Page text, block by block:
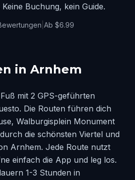
Buchung, kein Guide.
Ab $6.99
in Arnhem
mit 2 GPS-geführten
Die Routen führen dich
Walburgisplein Monument
die schönsten Viertel und
Arnhem. Jede Route nutzt
einfach die App und leg los.
1-3 Stunden in